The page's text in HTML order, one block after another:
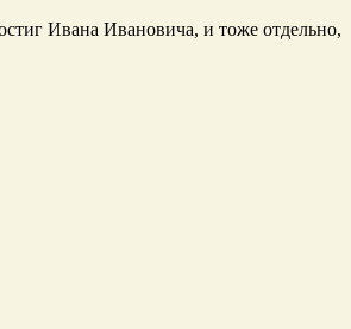
Ивана Ивановича, и тоже отдельно,